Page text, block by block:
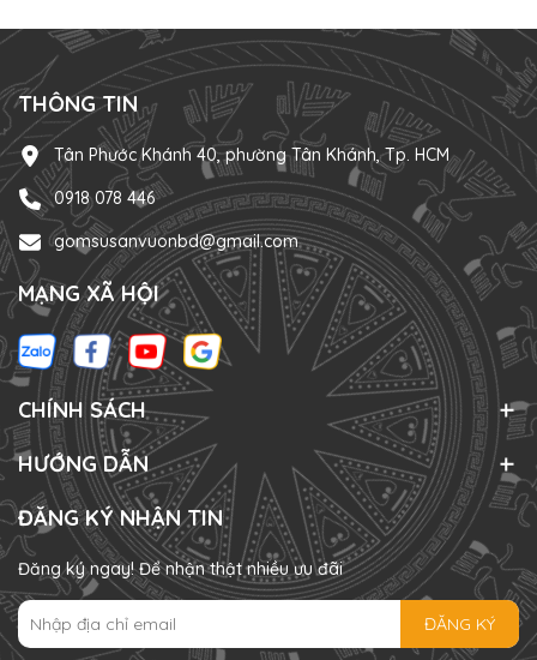
THÔNG TIN
Tân Phước Khánh 40, phường Tân Khánh, Tp. HCM
0918 078 446
gomsusanvuonbd@gmail.com
MẠNG XÃ HỘI
CHÍNH SÁCH
HƯỚNG DẪN
ĐĂNG KÝ NHẬN TIN
Đăng ký ngay! Để nhận thật nhiều ưu đãi
ĐĂNG KÝ